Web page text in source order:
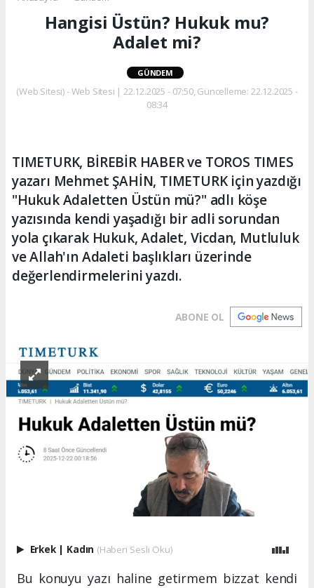
Hangisi Üstün? Hukuk mu?
Adalet mi?
GÜNDEM
(Web Sitesi) - Web Sitesi | 22.12.2025 - 07:50, Güncelleme: 22.12.2025 -
08:34
TIMETURK, BİREBİR HABER ve TOROS TIMES
yazarı Mehmet ŞAHİN, TIMETURK için yazdığı
"Hukuk Adaletten Üstün mü?" adlı köşe
yazısında kendi yaşadığı bir adli sorundan
yola çıkarak Hukuk, Adalet, Vicdan, Mutluluk
ve Allah'ın Adaleti başlıkları üzerinde
değerlendirmelerini yazdı.
ABONE OL
Erkek | Kadın (Haberi Sesli Oku)
Bu konuyu yazı haline getirmem bizzat kendi